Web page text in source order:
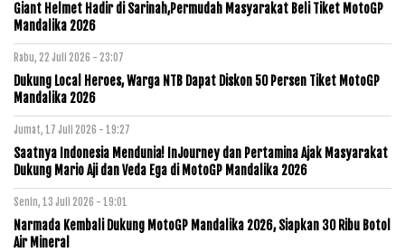
Giant Helmet Hadir di Sarinah,Permudah Masyarakat Beli Tiket MotoGP
Mandalika 2026
Rabu, 22 Juli 2026 - 23:07
Dukung Local Heroes, Warga NTB Dapat Diskon 50 Persen Tiket MotoGP
Mandalika 2026
Jumat, 17 Juli 2026 - 19:27
Saatnya Indonesia Mendunia! InJourney dan Pertamina Ajak Masyarakat
Dukung Mario Aji dan Veda Ega di MotoGP Mandalika 2026
Senin, 13 Juli 2026 - 19:01
Narmada Kembali Dukung MotoGP Mandalika 2026, Siapkan 30 Ribu Botol
Air Mineral